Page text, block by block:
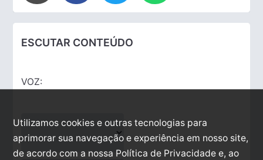
ESCUTAR CONTEÚDO
VOZ:
Utilizamos cookies e outras tecnologias para
aprimorar sua navegação e experiência em nosso site,
de acordo com a nossa Política de Privacidade e, ao